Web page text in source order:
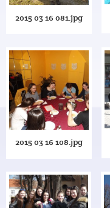
2015 03 16 081.jpg
2015 03 16 108.jpg